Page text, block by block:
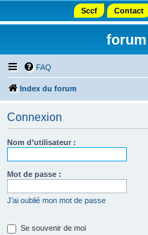
Sccf Contact
forum
FAQ
Index du forum
Connexion
Nom d’utilisateur :
Mot de passe :
J’ai oublié mon mot de passe
Se souvenir de moi